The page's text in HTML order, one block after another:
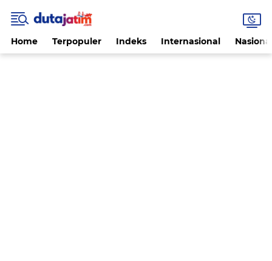
Home Terpopuler Indeks Internasional